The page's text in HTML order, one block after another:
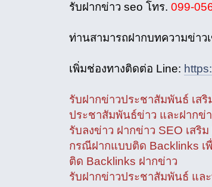
รับฝากข่าว seo โทร. 099-
ท่านสามารถฝากบทความข่าว
เพิ่มช่องทางติดต่อ Line:
รับฝากข่าวประชาสัมพันธ์ เสริ
ประชาสัมพันธ์ข่าว และฝากข่
รับลงข่าว ฝากข่าว SEO เส
กรณีฝากแบบติด Backlinks เ
ติด Backlinks ฝากข่าว
รับฝากข่าวประชาสัมพันธ์ แล